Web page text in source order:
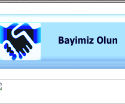
3 Boyutlu Ölçüm Cihazları
Çekme Kopma Test Cihazları
Beton Test Cihazları
Impact Test Cihazları
Plastik Test Cihazları